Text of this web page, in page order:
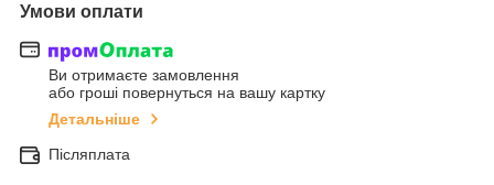
Умови оплати
Ви отримаєте замовлення
або гроші повернуться на вашу картку
Детальніше
Післяплата